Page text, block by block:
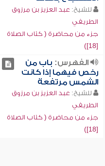
للشيخ: عبد العزيز بن مرزوق
الطريفي
جزء من محاضرة ( كتاب الصلاة
[18])
الفهرس: باب من
رخص فيهما إذا كانت
الشمس مرتفعة
للشيخ: عبد العزيز بن مرزوق
الطريفي
جزء من محاضرة ( كتاب الصلاة
[18])